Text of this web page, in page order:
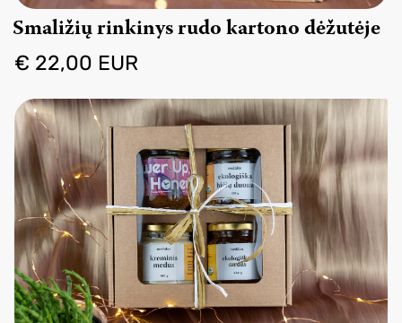
Smaližių rinkinys rudo kartono dėžutėje
€ 22,00 EUR